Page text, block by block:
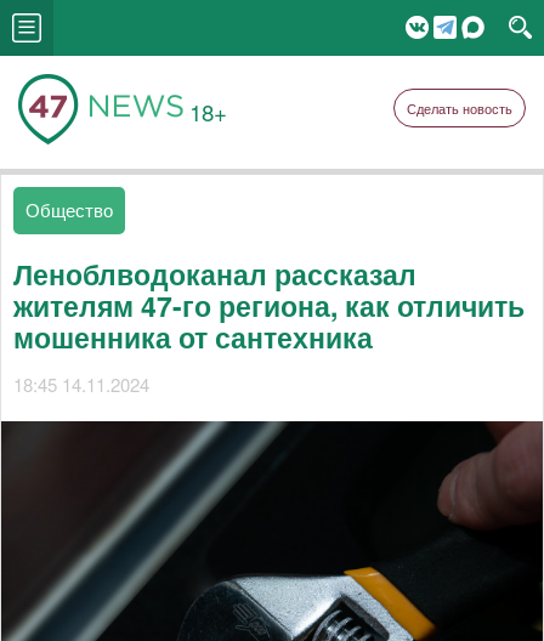
18+ Сделать новость
Общество
Леноблводоканал рассказал
жителям 47-го региона, как отличить
мошенника от сантехника
18:45 14.11.2024